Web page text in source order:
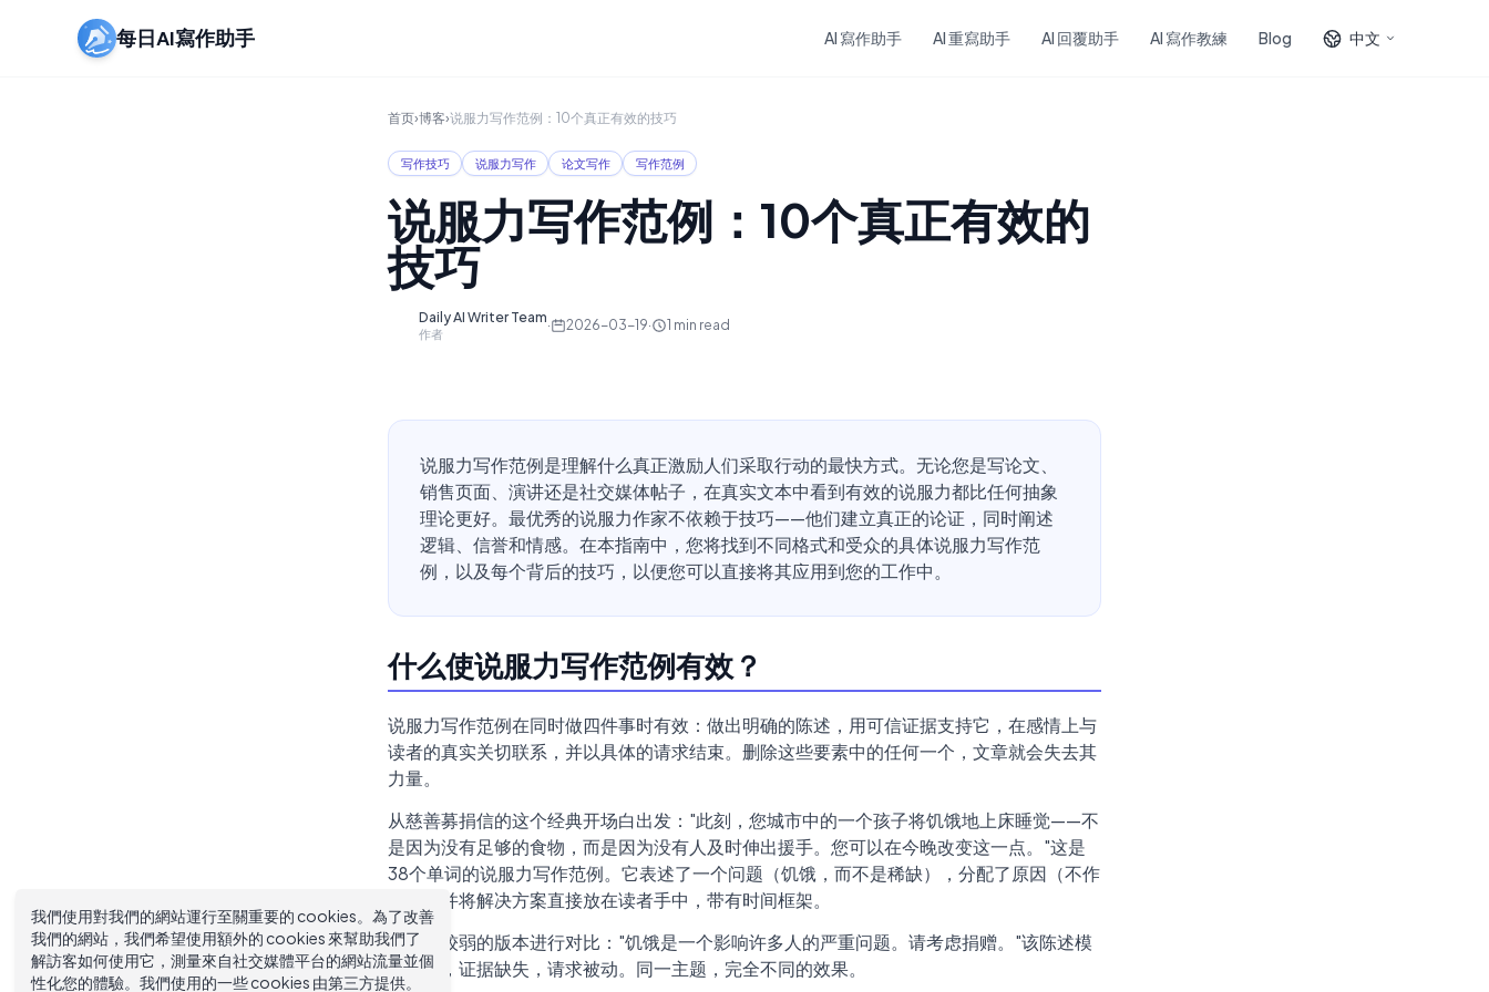
每日AI寫作助手 AI 寫作助手 AI 重寫助手 AI 回覆助手 AI 寫作教練 Blog 中文
首页›博客›说服力写作范例：10个真正有效的技巧
写作技巧 说服力写作 论文写作 写作范例
说服力写作范例：10个真正有效的
技巧
Daily AI Writer Team
作者
· 2026-03-19· 1 min read
说服力写作范例是理解什么真正激励人们采取行动的最快方式。无论您是写论文、
销售页面、演讲还是社交媒体帖子，在真实文本中看到有效的说服力都比任何抽象
理论更好。最优秀的说服力作家不依赖于技巧——他们建立真正的论证，同时阐述
逻辑、信誉和情感。在本指南中，您将找到不同格式和受众的具体说服力写作范
例，以及每个背后的技巧，以便您可以直接将其应用到您的工作中。
什么使说服力写作范例有效？
说服力写作范例在同时做四件事时有效：做出明确的陈述，用可信证据支持它，在感情上与
读者的真实关切联系，并以具体的请求结束。删除这些要素中的任何一个，文章就会失去其
力量。
从慈善募捐信的这个经典开场白出发："此刻，您城市中的一个孩子将饥饿地上床睡觉——不
是因为没有足够的食物，而是因为没有人及时伸出援手。您可以在今晚改变这一点。"这是
38个单词的说服力写作范例。它表述了一个问题（饥饿，而不是稀缺），分配了原因（不作
为），并将解决方案直接放在读者手中，带有时间框架。
将其与较弱的版本进行对比："饥饿是一个影响许多人的严重问题。请考虑捐赠。"该陈述模
糊不清，证据缺失，请求被动。同一主题，完全不同的效果。
我們使用對我們的網站運行至關重要的 cookies。為了改善
我們的網站，我們希望使用額外的 cookies 來幫助我們了
解訪客如何使用它，測量來自社交媒體平台的網站流量並個
性化您的體驗。我們使用的一些 cookies 由第三方提供。